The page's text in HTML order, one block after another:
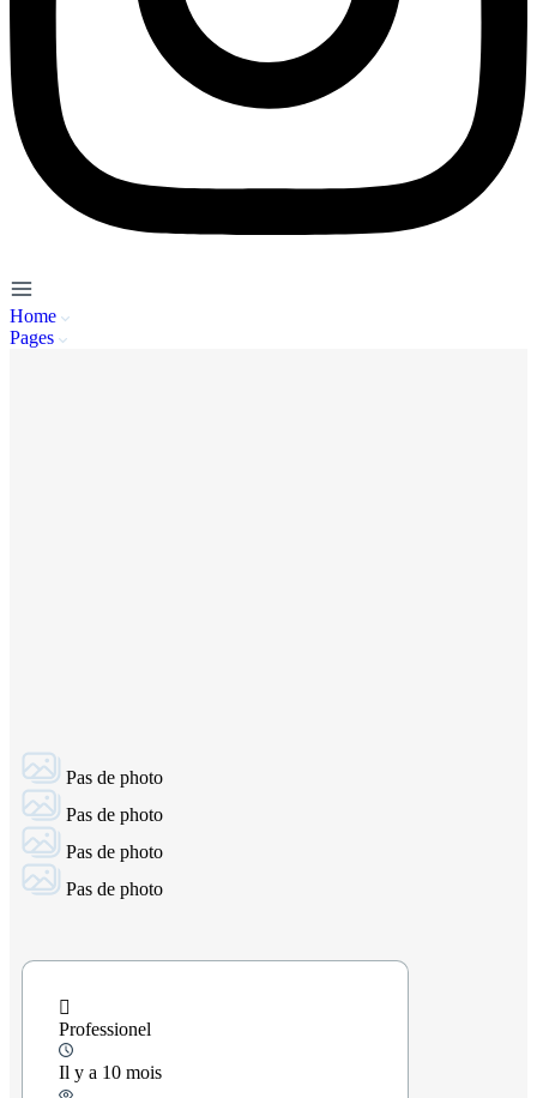
Home
Pages
Pas de photo
Pas de photo
Pas de photo
Pas de photo
Professionel
Il y a 10 mois